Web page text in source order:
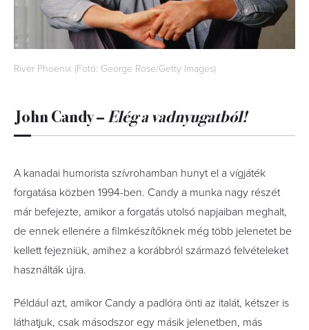
River Phoenix (Fotó: George Rose/Getty Images)
John Candy – Elég a vadnyugatból!
A kanadai humorista szívrohamban hunyt el a vígjáték
forgatása közben 1994-ben. Candy a munka nagy részét
már befejezte, amikor a forgatás utolsó napjaiban meghalt,
de ennek ellenére a filmkészítőknek még több jelenetet be
kellett fejezniük, amihez a korábbról származó felvételeket
használták újra.
Például azt, amikor Candy a padlóra önti az italát, kétszer is
láthatjuk, csak másodszor egy másik jelenetben, más